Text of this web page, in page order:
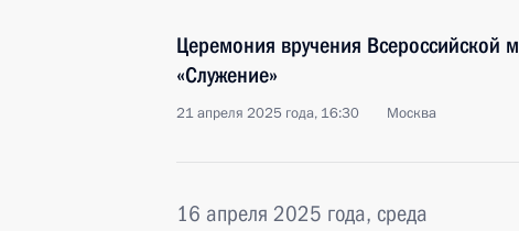
Церемония вручения Всероссийской
«Служение»
21 апреля 2025 года, 16:30 Москва
16 апреля 2025 года, среда